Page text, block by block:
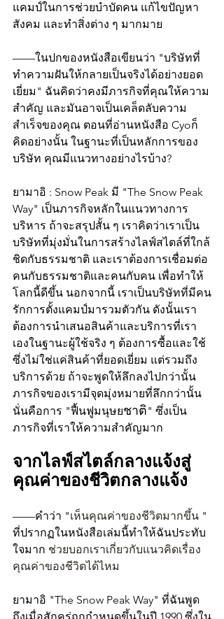
แคมป์ในการช่วยบำบัดคน แก้ไขปัญหา
สังคม และทำสิ่งต่าง ๆ มากมาย
——ในปกของหนังสือเขียนว่า "บริษัทที่
ทำความฝันให้กลายเป็นจริงได้อย่างยอด
เยี่ยม" ฉันคิดว่าคงมีภารกิจที่คุณให้ความ
สำคัญ และมันอาจเป็นเคล็ดลับความ
สำเร็จของคุณ ตอนที่อ่านหนังสือ Cyoก็
คิดอย่างนั้น ในฐานะที่เป็นหลักการของ
บริษัท คุณมีแนวทางอย่างไรบ้าง?
ยามาอิ : Snow Peak มี "The Snow Peak
Way" เป็นภารกิจหลักในแนวทางการ
บริหาร ถ้าจะสรุปสั้น ๆ เราคิดว่าเราเป็น
บริษัทที่มุ่งมั่นในการสร้างไลฟ์สไตล์ที่ใกล้
ชิดกับธรรมชาติ และเราต้องการเชื่อมต่อ
คนกับธรรมชาติและคนกับคน เพื่อทำให้
โลกนี้ดีขึ้น นอกจากนี้ เราเป็นบริษัทที่มีคน
รักการตั้งแคมป์มารวมตัวกัน ดังนั้นเรา
ต้องการนำเสนอสินค้าและบริการที่เรา
เองในฐานะผู้ใช้จริง ๆ ต้องการซื้อและใช้
ซึ่งไม่ใช่แค่สินค้าที่ยอดเยี่ยม แต่รวมถึง
บริการด้วย ถ้าจะพูดให้ลึกลงไปกว่านั้น
ภารกิจของเรามีจุดมุ่งหมายที่ลึกกว่านั้น
นั่นคือการ "ฟื้นฟูมนุษยชาติ" ซึ่งเป็น
ภารกิจที่เราให้ความสำคัญมาก
จากไลฟ์สไตล์กลางแจ้งสู่
คุณค่าของชีวิตกลางแจ้ง
——คำว่า "เห็นคุณค่าของชีวิตมากขึ้น "
ที่ปรากฏในหนังสือเล่มนี้ทำให้ฉันประทับ
ใจมาก ช่วยบอกเราเกี่ยวกับแนวคิดเรื่อง
คุณค่าของชีวิตได้ไหม
ยามาอิ "The Snow Peak Way" ที่ฉันพูด